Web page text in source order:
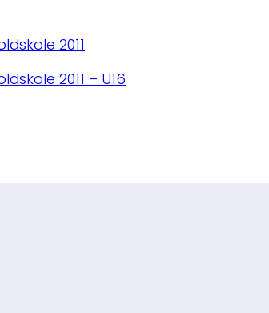
2011
2011 – U16